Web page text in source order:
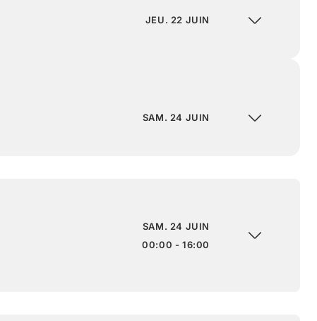
JEU. 22 JUIN
SAM. 24 JUIN
SAM. 24 JUIN
00:00 - 16:00